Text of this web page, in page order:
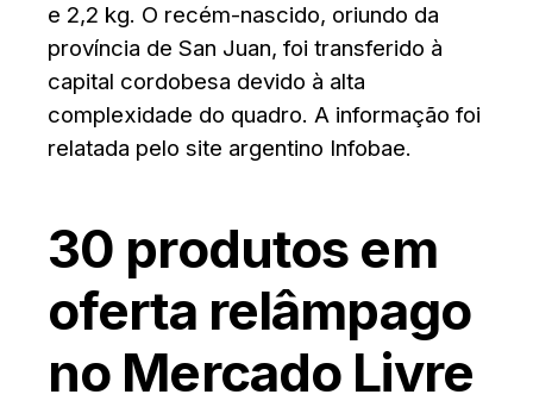
e 2,2 kg. O recém-nascido, oriundo da
província de San Juan, foi transferido à
capital cordobesa devido à alta
complexidade do quadro. A informação foi
relatada pelo site argentino Infobae.
30 produtos em
oferta relâmpago
no Mercado Livre